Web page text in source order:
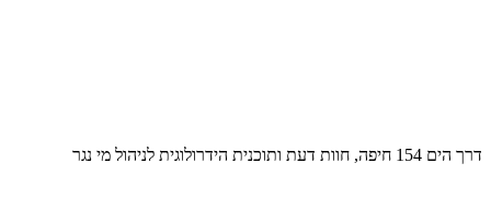
דרך הים 154 חיפה, חוות דעת ותוכנית הידרולוגית לניהול מי נגר